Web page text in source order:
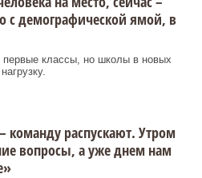
с демографической ямой, в
первые классы, но школы в новых
команду распускают. Утром
вопросы, а уже днем нам